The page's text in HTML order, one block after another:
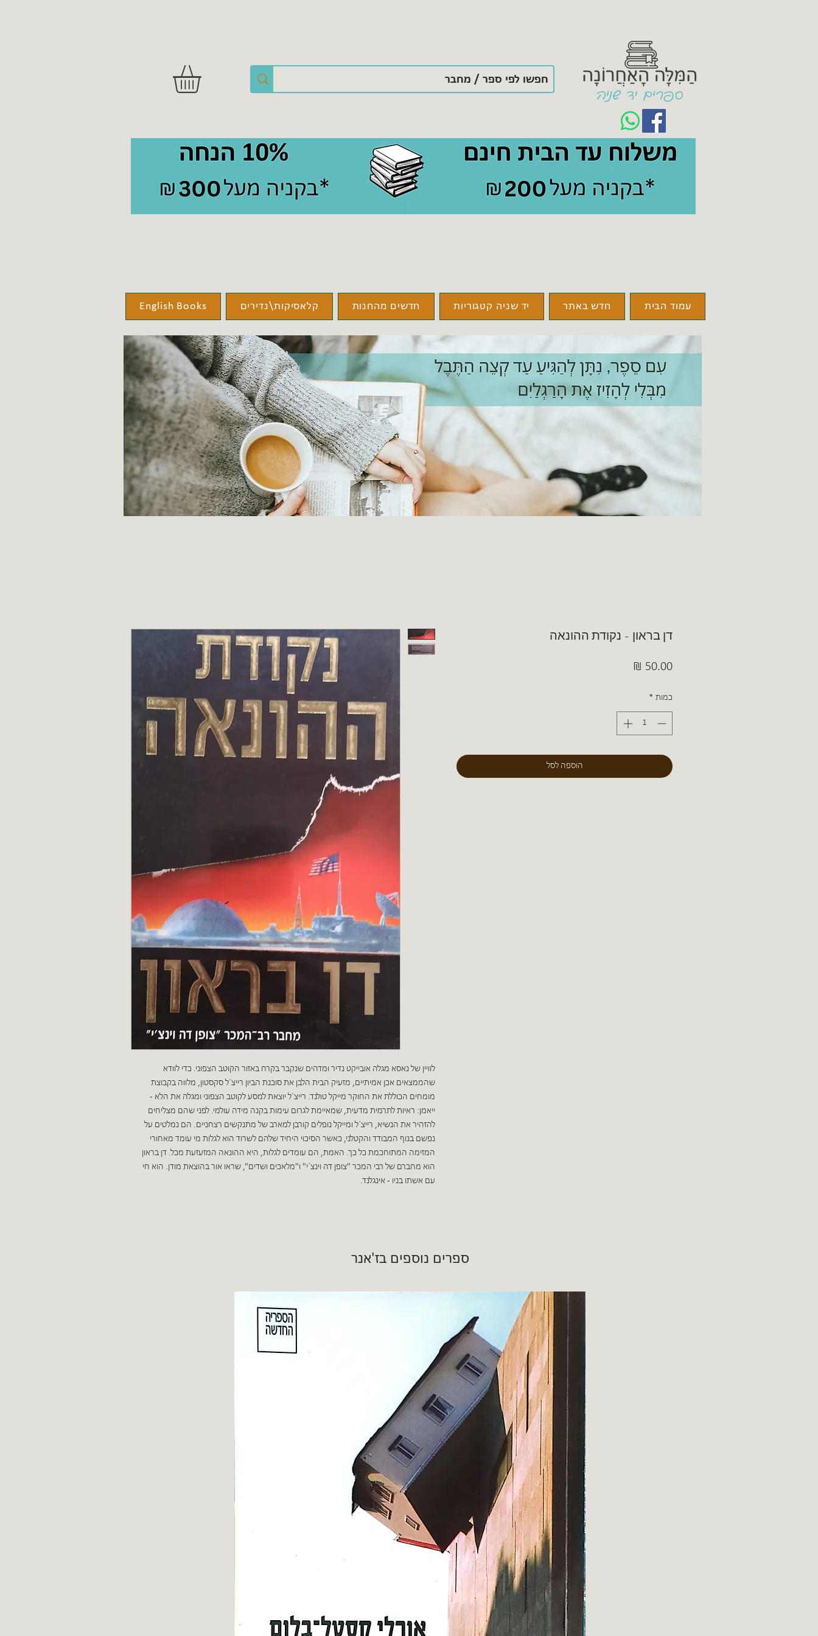
עמוד הבית חדש באתר יד שניה קטגוריות חדשים מהחנות קלאסיקות\נדירים English Books
לוויין של נאסא מגלה אובייקט נדיר ומדהים שנקבר בקרח באזור הקוטב הצפוני. כדי לוודא
שהממצאים אכן אמיתיים, מזעיק הבית הלבן את סוכנת הביון רייצ´ל סקסטון, מלווה בקבוצת
מומחים הכוללת את החוקר מייקל טולנד. רייצ´ל יוצאת למסע לקוטב הצפוני ומגלה את הלא -
ייאמן: ראיות לתרמית מדעית, שמאיימת לגרום עימות בקנה מידה עולמי. לפני שהם מצליחים
להזהיר את הנשיא, רייצ´ל ומייקל נופלים קורבן למארב של מתנקשים רצחניים. הם נמלטים על
נפשם בנוף המבודד והקטלני, כאשר הסיכוי היחיד שלהם לשרוד הוא לגלות מי עומד מאחורי
המזימה המתוחכמת כל כך. האמת, הם עומדים לגלות, היא ההונאה המזעזעת מכל. דן בראון
הוא מחברם של רבי המכר "צופן דה וינצ´י" ו"מלאכים ושדים", שראו אור בהוצאת מודן. הוא חי
עם אשתו בניו - אינגלנד.
דן בראון - נקודת ההונאה
כמות *
הוספה לסל
ספרים נוספים בז'אנר